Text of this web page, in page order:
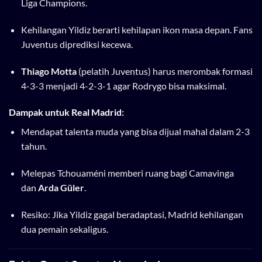
Liga Champions.
Kehilangan Yildiz berarti kehilapan ikon masa depan. Fans
Juventus diprediksi kecewa.
Thiago Motta(pelatih Juventus) harus merombak formasi
4-3-3 menjadi 4-2-3-1 agar Rodrygo bisa maksimal.
Dampak untuk Real Madrid:
Mendapat talenta muda yang bisa dijual mahal dalam 2-3
tahun.
Melepas Tchouaméni memberi ruang bagi Camavinga
dan Arda Güler.
Resiko: Jika Yildiz gagal beradaptasi, Madrid kehilangan
dua pemain sekaligus.